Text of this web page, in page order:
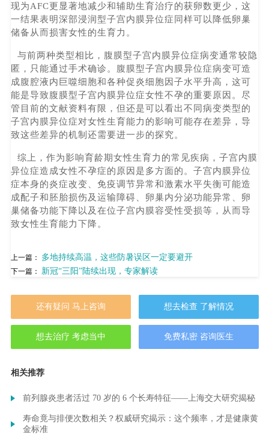
现为AFC更显著地减少和辅助生育治疗的获卵数更少，这
一结果表明深部浸润型子宫内膜异位症同样可以降低卵巢
储备从而损害女性的生育力。
与前两种类型相比，腹膜型子宫内膜异位症病变通常较隐
匿，只能通过手术确诊。腹膜型子宫内膜异位症病变可造
成腹腔液内巨噬细胞和各种促炎细胞因子水平升高，这可
能是导致腹膜型子宫内膜异位症女性不孕的重要原因。尽
管目前的文献资料有限，但还是可以看出不同病变类型的
子宫内膜异位症对女性生育能力的影响可能存在差异，导
致这些差异的机制还需要进一步的探究。
综上，作为影响育龄期女性生育力的常见疾病，子宫内膜
异位症造成女性不孕症的原因是多方面的。子宫内膜异位
症本身的炎症改变、免疫调节异常和激素水平失衡可能造
成配子和胚胎损伤及运输障碍、卵巢内分泌功能异常、卵
巢储备功能下降以及在位子宫内膜容受性受损等，从而导
致女性生育能力下降。
上一篇： 多地持续高温，这些防暑误区一定要避开
下一篇： 新冠“三阳”陆续出现，专家解读
还有疑问 马上咨询 想去检查 了解情况
想去治疗 考虑当中 免费私密 咨询医生
相关推荐
前列腺炎患者活过 70 岁的 6 个长寿特征——上海交大研究揭秘
寿命竟与排便次数相关？权威研究揭示：这个频率，才是健康黄
金标准